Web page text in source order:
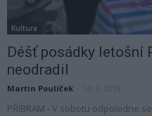
Kultura
Déšť posádky letošní
neodradil
Martin Poulíček
PŘÍBRAM - V sobotu odpoledne